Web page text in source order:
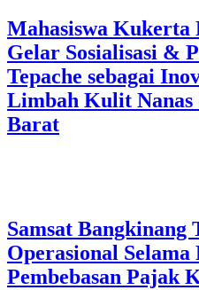
Mahasiswa Kukerta
Gelar Sosialisasi &
Tepache sebagai
Limbah Kulit Nanas
Barat
Samsat Bangkinang
Operasional
Pembebasan Pajak